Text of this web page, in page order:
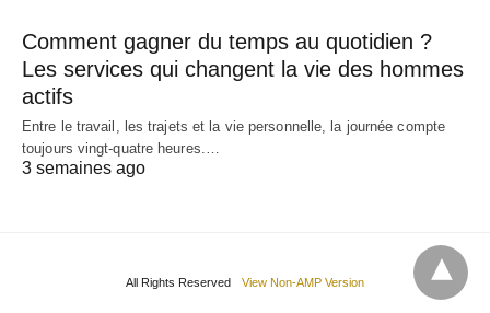
Comment gagner du temps au quotidien ?
Les services qui changent la vie des hommes
actifs
Entre le travail, les trajets et la vie personnelle, la journée compte
toujours vingt-quatre heures.…
3 semaines ago
All Rights Reserved View Non-AMP Version